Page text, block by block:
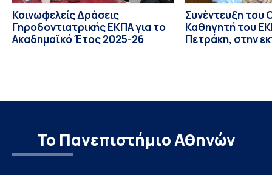
Κοινωφελείς Δράσεις
Γηροδοντιατρικής ΕΚΠΑ για το
Ακαδημαϊκό Έτος 2025-26
Συνέντευξη του
Καθηγητή του
Πετράκη, στην
Το Πανεπιστήμιο Αθηνών